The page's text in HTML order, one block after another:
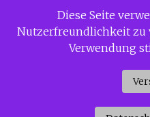
InhaltSiggi Gerdaus Welt
Diese Seite
Nutzerfreundlichkeit zu
Verwendung